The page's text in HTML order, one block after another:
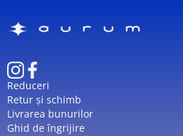
Reduceri
Retur și schimb
Livrarea bunurilor
Ghid de îngrijire